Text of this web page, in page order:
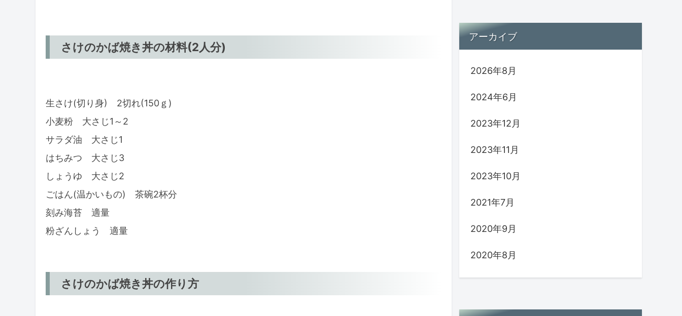
さけのかば焼き丼の材料(2人分)
生さけ(切り身) 2切れ(150ｇ)
小麦粉 大さじ1～2
サラダ油 大さじ1
はちみつ 大さじ3
しょうゆ 大さじ2
ごはん(温かいもの) 茶碗2杯分
刻み海苔 適量
粉ざんしょう 適量
さけのかば焼き丼の作り方
アーカイブ
2026年8月
2024年6月
2023年12月
2023年11月
2023年10月
2021年7月
2020年9月
2020年8月